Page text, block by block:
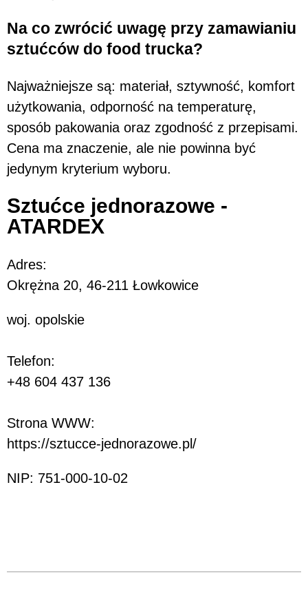
Na co zwrócić uwagę przy zamawianiu
sztućców do food trucka?
Najważniejsze są: materiał, sztywność, komfort
użytkowania, odporność na temperaturę,
sposób pakowania oraz zgodność z przepisami.
Cena ma znaczenie, ale nie powinna być
jedynym kryterium wyboru.
Sztućce jednorazowe -
ATARDEX
Adres:
Okrężna 20, 46-211 Łowkowice
woj. opolskie
Telefon:
+48 604 437 136
Strona WWW:
https://sztucce-jednorazowe.pl/
NIP: 751-000-10-02